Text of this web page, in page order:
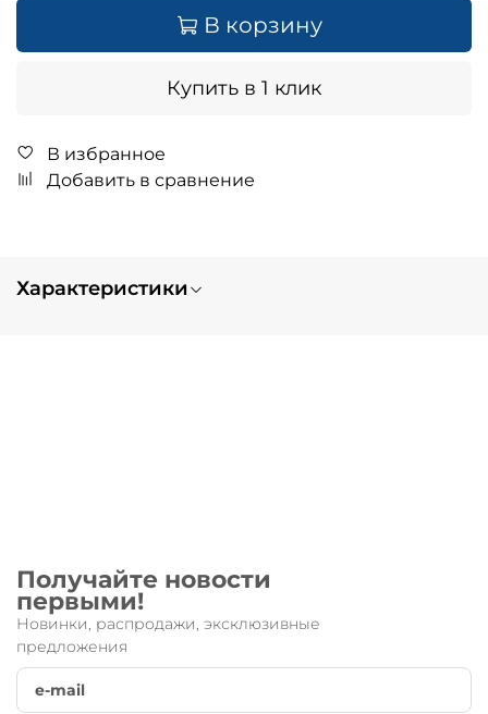
В корзину
Купить в 1 клик
В избранное
Добавить в сравнение
Характеристики
Получайте новости
первыми!
Новинки, распродажи, эксклюзивные
предложения